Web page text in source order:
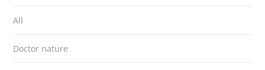
All
Doctor nature